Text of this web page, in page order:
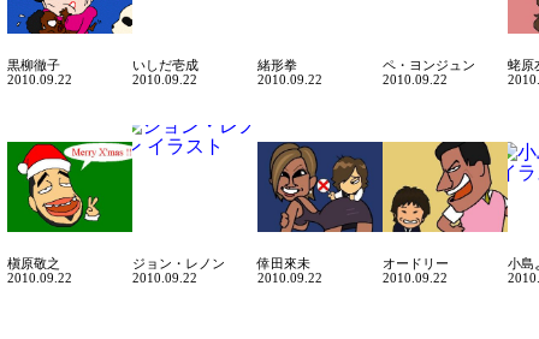
黒柳徹子
2010.09.22
いしだ壱成
2010.09.22
緒形拳
2010.09.22
ペ・ヨンジュン
2010.09.22
蛯原
槇原敬之
2010.09.22
ジョン・レノン
2010.09.22
倖田來未
2010.09.22
オードリー
2010.09.22
小島